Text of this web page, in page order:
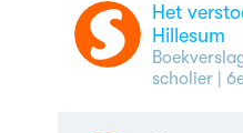
Het
Hillesum
scholier|